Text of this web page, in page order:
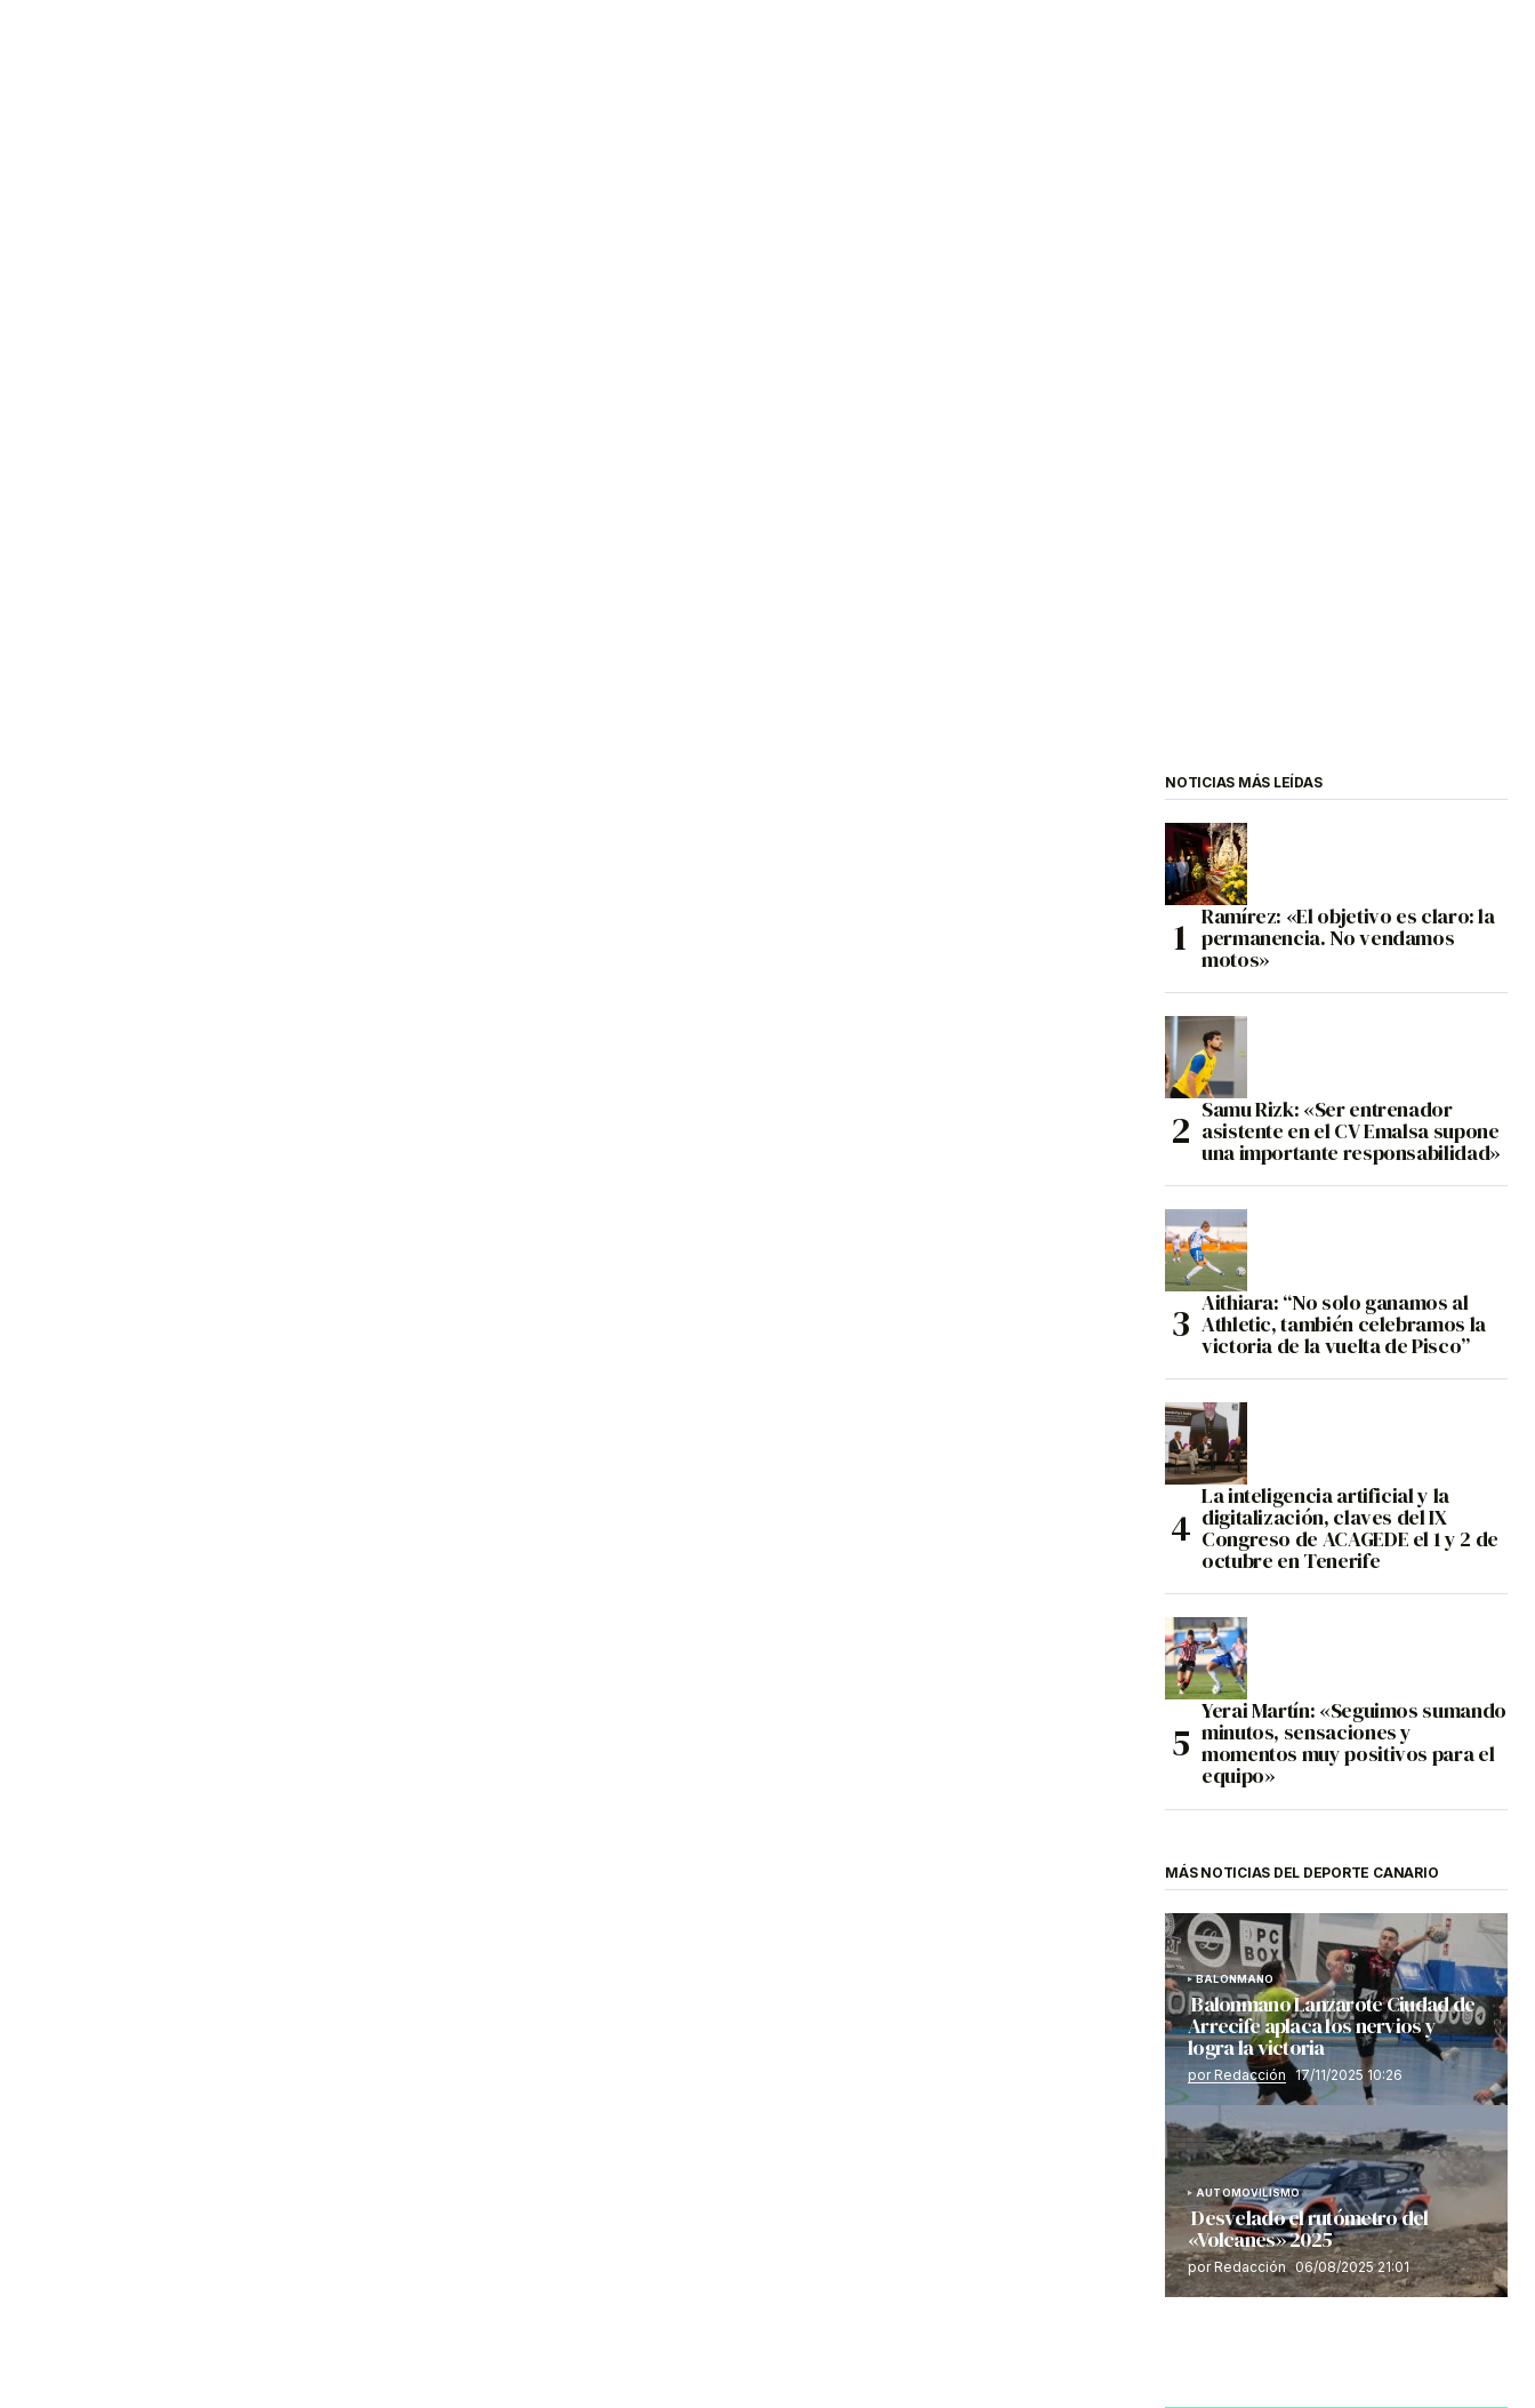
NOTICIAS MÁS LEÍDAS
Ramírez: «El objetivo es claro: la
permanencia. No vendamos
motos»
Samu Rizk: «Ser entrenador
asistente en el CV Emalsa supone
una importante responsabilidad»
Aithiara: “No solo ganamos al
Athletic, también celebramos la
victoria de la vuelta de Pisco”
La inteligencia artificial y la
digitalización, claves del IX
Congreso de ACAGEDE el 1 y 2 de
octubre en Tenerife
Yerai Martín: «Seguimos sumando
minutos, sensaciones y
momentos muy positivos para el
equipo»
MÁS NOTICIAS DEL DEPORTE CANARIO
BALONMANO
Balonmano Lanzarote Ciudad de
Arrecife aplaca los nervios y
logra la victoria
por Redacción 17/11/2025 10:26
AUTOMOVILISMO
Desvelado el rutómetro del
«Volcanes» 2025
por Redacción 06/08/2025 21:01